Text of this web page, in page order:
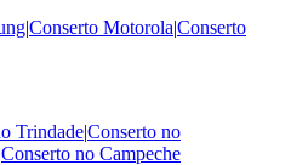
|Conserto Motorola|Conserto
Trindade|Conserto no
Conserto no Campeche